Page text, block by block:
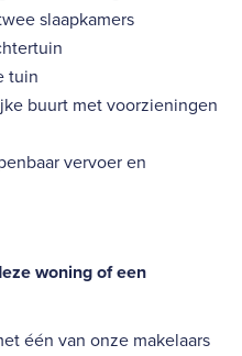
slaapkamers
tuin
buurt met voorzieningen
vervoer en
woning of een
één van onze makelaars